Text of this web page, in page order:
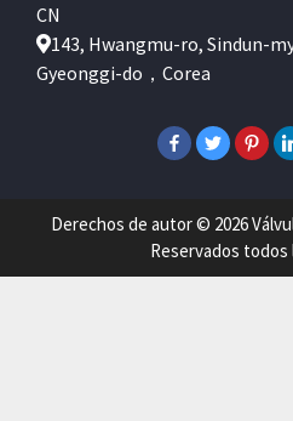
CN
143, Hwangmu-ro, Sindun-
Gyeonggi-do，Corea
Derechos de autor © 2026
Reservados todos